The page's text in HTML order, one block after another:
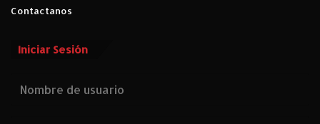
Contactanos
Iniciar Sesión